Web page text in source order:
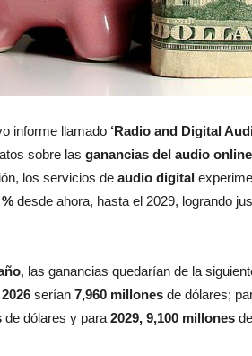
informe llamado ‘Radio and Digital
sobre las ganancias del audio
los servicios de audio digital
desde ahora, hasta el 2029, logrando
, las ganancias quedarían de la
2026 serían 7,960 millones de dólares;
de dólares y para 2029, 9,100 millones